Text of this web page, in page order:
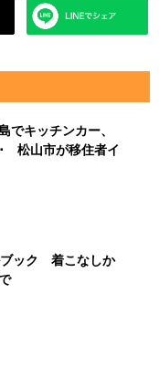
でキッチンカー、
松山市が移住者イ
ブック 着こなしか